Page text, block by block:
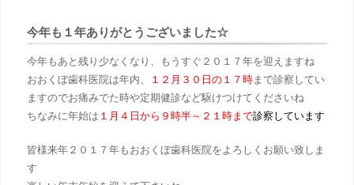
今年も１年ありがとうございました☆
今年もあと残り少なくなり、もうすぐ２０１７年を迎えますね
おおくぼ歯科医院は年内、
１２月３０日の１７時まで診察してい
ますのでお痛みでた時や定期健診など駆けつけてくださいね
ちなみに年始は １月４日から９時半～２１時まで診察しています
皆様来年２０１７年もおおくぼ歯科医院をよろしくお願い致しま
す